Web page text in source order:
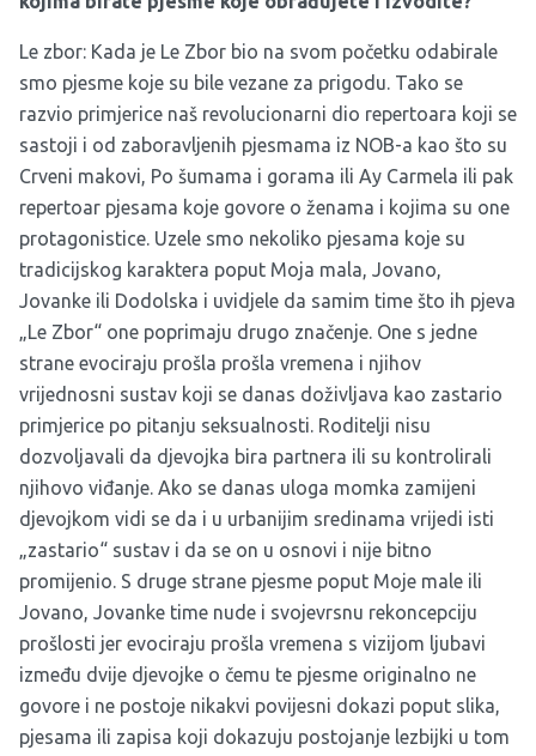
Le zbor: Kada je Le Zbor bio na svom početku odabirale
smo pjesme koje su bile vezane za prigodu. Tako se
razvio primjerice naš revolucionarni dio repertoara koji se
sastoji i od zaboravljenih pjesmama iz NOB-a kao što su
Crveni makovi, Po šumama i gorama ili Ay Carmela ili pak
repertoar pjesama koje govore o ženama i kojima su one
protagonistice. Uzele smo nekoliko pjesama koje su
tradicijskog karaktera poput Moja mala, Jovano,
Jovanke ili Dodolska i uvidjele da samim time što ih pjeva
„Le Zbor“ one poprimaju drugo značenje. One s jedne
strane evociraju prošla prošla vremena i njihov
vrijednosni sustav koji se danas doživljava kao zastario
primjerice po pitanju seksualnosti. Roditelji nisu
dozvoljavali da djevojka bira partnera ili su kontrolirali
njihovo viđanje. Ako se danas uloga momka zamijeni
djevojkom vidi se da i u urbanijim sredinama vrijedi isti
„zastario“ sustav i da se on u osnovi i nije bitno
promijenio. S druge strane pjesme poput Moje male ili
Jovano, Jovanke time nude i svojevrsnu rekoncepciju
prošlosti jer evociraju prošla vremena s vizijom ljubavi
između dvije djevojke o čemu te pjesme originalno ne
govore i ne postoje nikakvi povijesni dokazi poput slika,
pjesama ili zapisa koji dokazuju postojanje lezbijki u tom